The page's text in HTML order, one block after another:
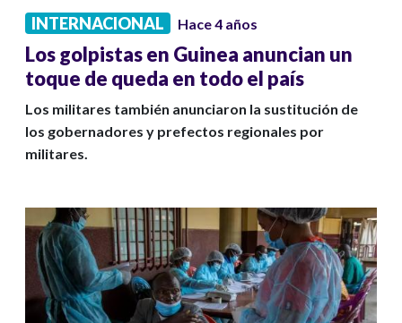
INTERNACIONAL Hace 4 años
Los golpistas en Guinea anuncian un
toque de queda en todo el país
Los militares también anunciaron la sustitución de
los gobernadores y prefectos regionales por
militares.